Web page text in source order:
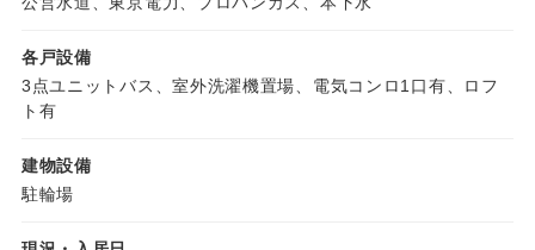
各戸設備
3点ユニットバス、室外洗濯機置場、電気コンロ1口有、ロフ
ト有
建物設備
駐輪場